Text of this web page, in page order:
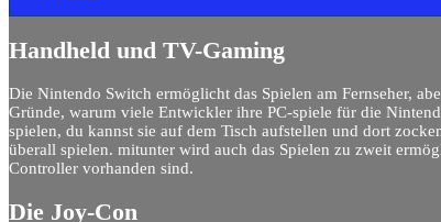
Handheld und TV-Gaming
Die Nintendo Switch ermöglicht das Spielen am Fernseher,
Gründe, warum viele Entwickler ihre PC-spiele für die
spielen, du kannst sie auf dem Tisch aufstellen und dort
überall spielen. mitunter wird auch das Spielen zu zweit
Controller vorhanden sind.
Die Joy-Con